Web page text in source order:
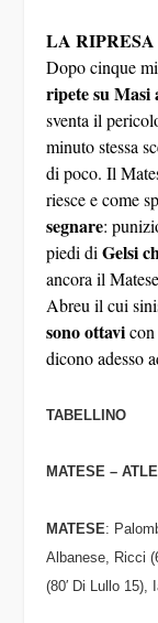
LA RIPRESA
Dopo cinque
ripete su Masi
sventa il
minuto stessa
di poco. Il
riesce e come
segnare:
piedi diGelsi
ancora il
Abreu il cui
sono ottavi
dicono adesso
TABELLINO
MATESE –
MATESE:
Albanese, Ricci
(80′ Di Lullo 15),